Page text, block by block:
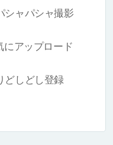
シャパシャ撮影
にアップロード
どしどし登録